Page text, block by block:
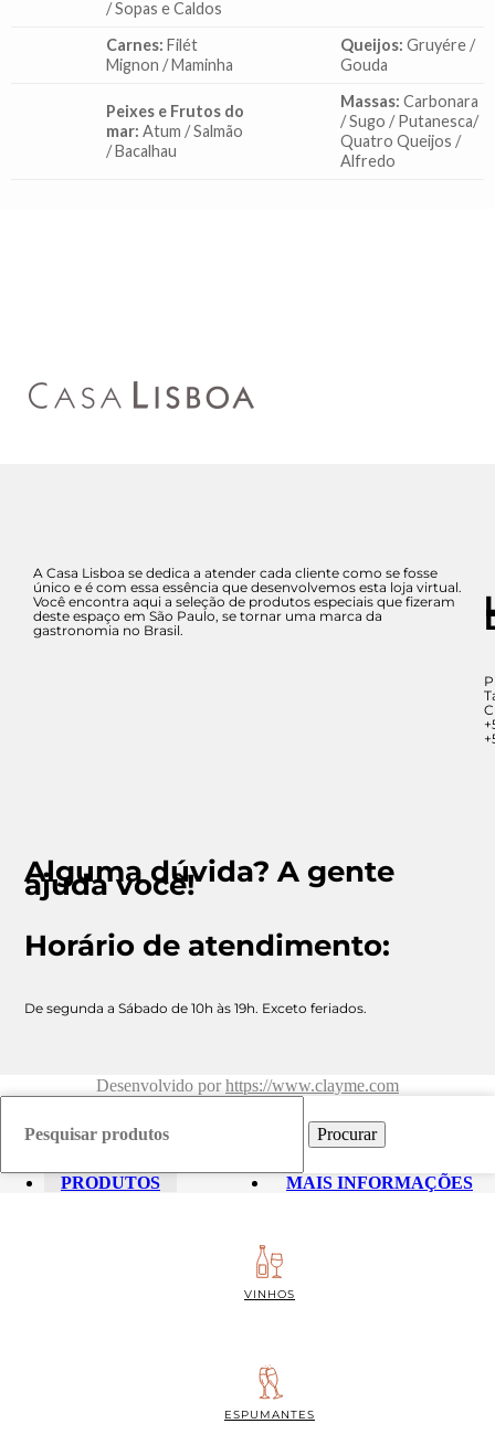
/ Sopas e Caldos
Carnes: Filét
Mignon / Maminha
Queijos: Gruyére /
Gouda
Peixes e Frutos do
mar: Atum / Salmão
/ Bacalhau
Massas: Carbonara
/ Sugo / Putanesca/
Quatro Queijos /
Alfredo
A Casa Lisboa se dedica a atender cada cliente como se fosse
único e é com essa essência que desenvolvemos esta loja virtual.
Você encontra aqui a seleção de produtos especiais que fizeram
deste espaço em São Paulo, se tornar uma marca da
gastronomia no Brasil.
Alguma dúvida? A gente
ajuda você!
Horário de atendimento:
De segunda a Sábado de 10h às 19h. Exceto feriados.
Desenvolvido por https://www.clayme.com
Procurar
PRODUTOS MAIS INFORMAÇÕES
VINHOS
ESPUMANTES